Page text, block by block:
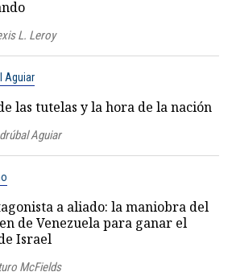
L. Leroy
Aguiar
las tutelas y la hora de la nación
Aguiar
a aliado: la maniobra del
de Venezuela para ganar el
Israel
McFields